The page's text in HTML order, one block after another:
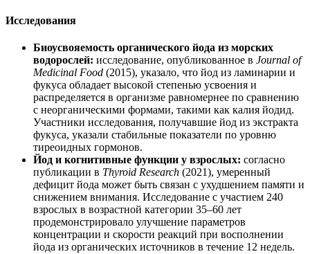
Исследования
Биоусвояемость органического йода из морских
водорослей: исследование, опубликованное в Journal of
Medicinal Food (2015), указало, что йод из ламинарии и
фукуса обладает высокой степенью усвоения и
распределяется в организме равномернее по сравнению
с неорганическими формами, такими как калия йодид.
Участники исследования, получавшие йод из экстракта
фукуса, указали стабильные показатели по уровню
тиреоидных гормонов.
Йод и когнитивные функции у взрослых: согласно
публикации в Thyroid Research (2021), умеренный
дефицит йода может быть связан с ухудшением памяти и
снижением внимания. Исследование с участием 240
взрослых в возрастной категории 35–60 лет
продемонстрировало улучшение параметров
концентрации и скорости реакций при восполнении
йода из органических источников в течение 12 недель.